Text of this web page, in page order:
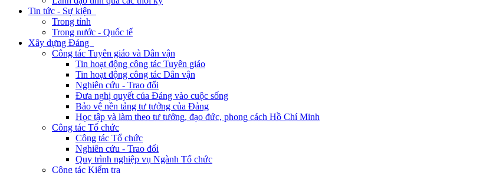
Tin tức - Sự kiện
Trong tỉnh
Trong nước - Quốc tế
Xây dựng Đảng
Công tác Tuyên giáo và Dân vận
Tin hoạt động công tác Tuyên giáo
Tin hoạt động công tác Dân vận
Nghiên cứu - Trao đổi
Đưa nghị quyết của Đảng vào cuộc sống
Bảo vệ nền tảng tư tưởng của Đảng
Học tập và làm theo tư tưởng, đạo đức, phong cách Hồ Chí Minh
Công tác Tổ chức
Công tác Tổ chức
Nghiên cứu - Trao đổi
Quy trình nghiệp vụ Ngành Tổ chức
Công tác Kiểm tra